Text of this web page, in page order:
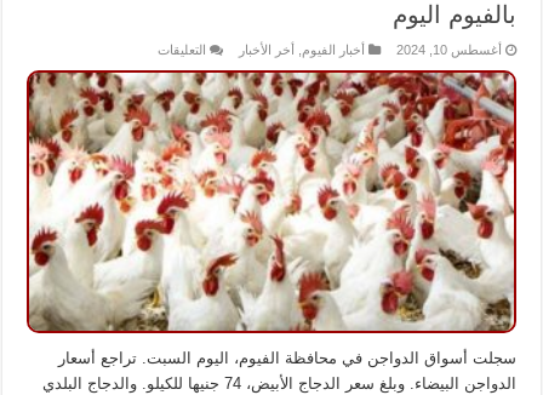
بالفيوم اليوم
أغسطس 10, 2024 أخبار الفيوم, أخر الأخبار التعليقاتعلى
بـ74
والبانيه
بـ168
جنيها..أسعار
الدواجن
بالفيوم
اليوم
مغلقة
سجلت أسواق الدواجن في محافظة الفيوم، اليوم السبت. تراجع أسعار
الدواجن البيضاء. وبلغ سعر الدجاج الأبيض، 74 جنيها للكيلو. والدجاج البلدي